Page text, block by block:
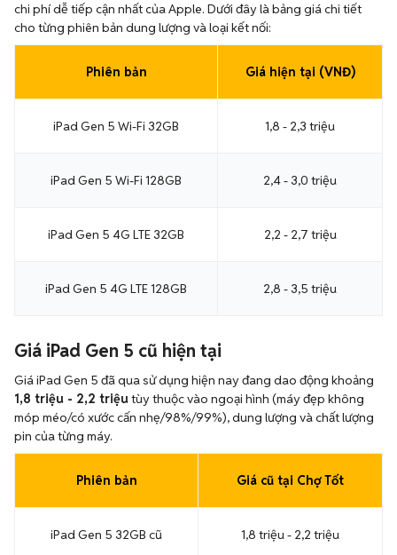
chi phí dễ tiếp cận nhất của Apple. Dưới đây là bảng giá chi tiết
cho từng phiên bản dung lượng và loại kết nối:
Phiên bản Giá hiện tại (VNĐ)
iPad Gen 5 Wi-Fi 32GB 1,8 - 2,3 triệu
iPad Gen 5 Wi-Fi 128GB 2,4 - 3,0 triệu
iPad Gen 5 4G LTE 32GB 2,2 - 2,7 triệu
iPad Gen 5 4G LTE 128GB 2,8 - 3,5 triệu
Giá iPad Gen 5 cũ hiện tại
Giá iPad Gen 5 đã qua sử dụng hiện nay đang dao động khoảng
1,8 triệu - 2,2 triệutùy thuộc vào ngoại hình (máy đẹp không
móp méo/có xước cấn nhẹ/98%/99%), dung lượng và chất lượng
pin của từng máy.
Phiên bản Giá cũ tại Chợ Tốt
iPad Gen 5 32GB cũ 1,8 triệu - 2,2 triệu